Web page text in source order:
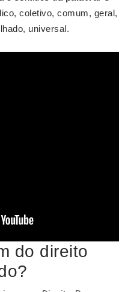
coletivo, comum, geral,
universal.
do direito